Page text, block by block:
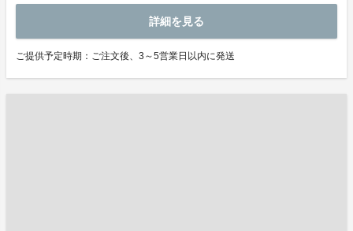
詳細を見る
ご提供予定時期：ご注文後、3～5営業日以内に発送